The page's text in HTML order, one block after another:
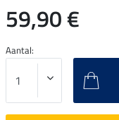
59,90 €
Aantal: